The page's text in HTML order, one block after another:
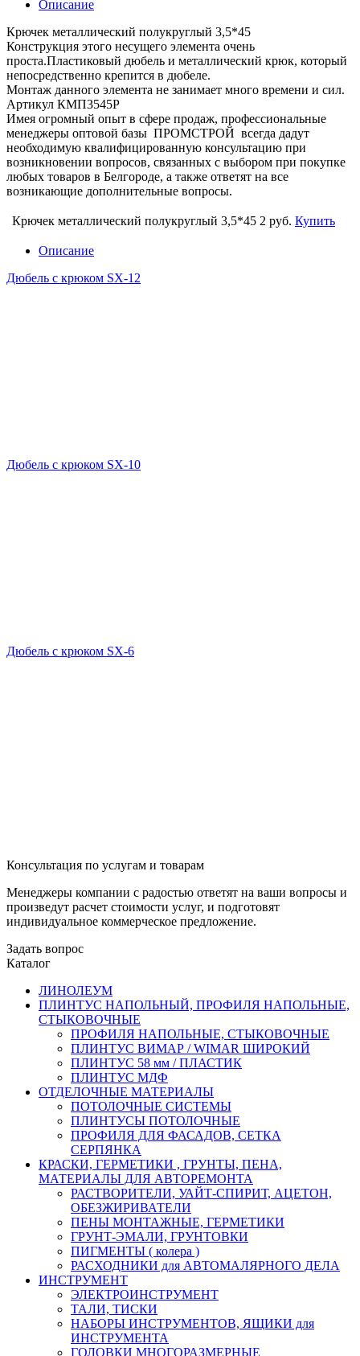
Описание
Крючек металлический полукруглый 3,5*45
Конструкция этого несущего элемента очень
проста.Пластиковый дюбель и металлический крюк, который
непосредственно крепится в дюбеле.
Монтаж данного элемента не занимает много времени и сил.
Артикул КМП3545Р
Имея огромный опыт в сфере продаж, профессиональные
менеджеры оптовой базы ПРОМСТРОЙ всегда дадут
необходимую квалифицированную консультацию при
возникновении вопросов, связанных с выбором при покупке
любых товаров в Белгороде, а также ответят на все
возникающие дополнительные вопросы.
Крючек металлический полукруглый 3,5*45 2 руб. Купить
Описание
Дюбель с крюком SX-12
Дюбель с крюком SX-10
Дюбель с крюком SX-6
Консультация по услугам и товарам
Менеджеры компании с радостью ответят на ваши вопросы и
произведут расчет стоимости услуг, и подготовят
индивидуальное коммерческое предложение.
Задать вопрос
Каталог
ЛИНОЛЕУМ
ПЛИНТУС НАПОЛЬНЫЙ, ПРОФИЛЯ НАПОЛЬНЫЕ,
СТЫКОВОЧНЫЕ
ПРОФИЛЯ НАПОЛЬНЫЕ, СТЫКОВОЧНЫЕ
ПЛИНТУС ВИМАР / WIMAR ШИРОКИЙ
ПЛИНТУС 58 мм / ПЛАСТИК
ПЛИНТУС МДФ
ОТДЕЛОЧНЫЕ МАТЕРИАЛЫ
ПОТОЛОЧНЫЕ СИСТЕМЫ
ПЛИНТУСЫ ПОТОЛОЧНЫЕ
ПРОФИЛЯ ДЛЯ ФАСАДОВ, СЕТКА
СЕРПЯНКА
КРАСКИ, ГЕРМЕТИКИ , ГРУНТЫ, ПЕНА,
МАТЕРИАЛЫ ДЛЯ АВТОРЕМОНТА
РАСТВОРИТЕЛИ, УАЙТ-СПИРИТ, АЦЕТОН,
ОБЕЗЖИРИВАТЕЛИ
ПЕНЫ МОНТАЖНЫЕ, ГЕРМЕТИКИ
ГРУНТ-ЭМАЛИ, ГРУНТОВКИ
ПИГМЕНТЫ ( колера )
РАСХОДНИКИ для АВТОМАЛЯРНОГО ДЕЛА
ИНСТРУМЕНТ
ЭЛЕКТРОИНСТРУМЕНТ
ТАЛИ, ТИСКИ
НАБОРЫ ИНСТРУМЕНТОВ, ЯЩИКИ для
ИНСТРУМЕНТА
ГОЛОВКИ МНОГОРАЗМЕРНЫЕ